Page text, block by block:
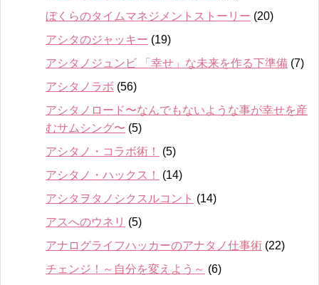
ぼくらのタイムマネジメントストーリー (20)
アシタのジャッキー (19)
アシタノジュンビ 「幸せ」な未来を作る下準備 (7)
アシタノラボ (56)
アシタノロード〜なんでもないような事が幸せを産
むサムシング〜 (5)
アシタノ・コラボ術！
(5)
アシタノ・ハックス！
(14)
アシタヲタノシクスルコント (14)
アスへのウネリ (5)
アナログライフハッカーのアナタノ仕事術 (22)
チェンジ！～自分を変えよう～ (6)